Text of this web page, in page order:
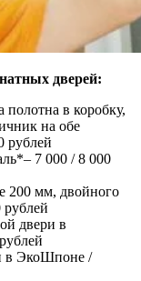
дверей:
полотна в коробку,
на обе
рублей
7 000 / 8 000
200 мм, двойного
рублей
двери в
в ЭкоШпоне /